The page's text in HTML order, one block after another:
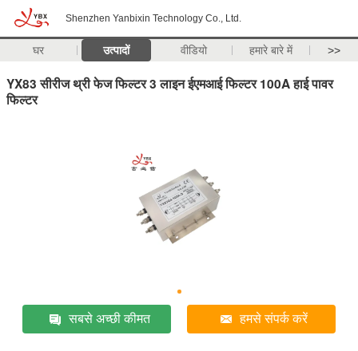
Shenzhen Yanbixin Technology Co., Ltd.
घर उत्पादों वीडियो हमारे बारे में >>
YX83 सीरीज थ्री फेज फिल्टर 3 लाइन ईएमआई फिल्टर 100A हाई पावर
फिल्टर
सबसे अच्छी कीमत हमसे संपर्क करें